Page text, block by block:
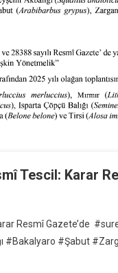
Tescil: Karar
Resmî Gazete’de
#Bakalyaro #Şabut